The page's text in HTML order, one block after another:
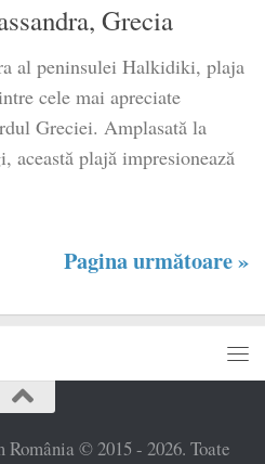
Grecia
al peninsulei Halkidiki, plaja
cele mai apreciate
Greciei. Amplasată la
plajă impresionează
Pagina următoare »
© 2015 - 2026. Toate